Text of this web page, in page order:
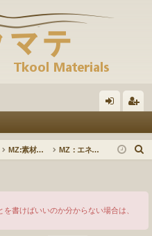
イ ザ
MZ:素材の投稿・ダウンロード MZ：エネミー素材
書けばいいのか分からない場合は、